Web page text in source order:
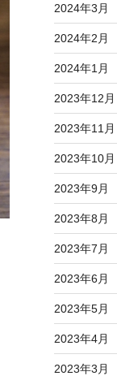
2024年3月
2024年2月
2024年1月
2023年12月
2023年11月
2023年10月
2023年9月
2023年8月
2023年7月
2023年6月
2023年5月
2023年4月
2023年3月